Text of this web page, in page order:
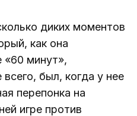
диких моментов
как она
«60 минут»,
был, когда у нее
перепонка на
игре против